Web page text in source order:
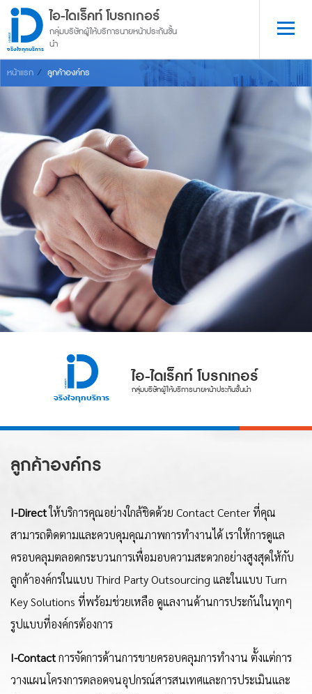
จริงใจทุกบริการ
ไอ-ไดเร็คท์ โบรกเกอร์
กลุ่มบริษัทผู้ให้บริการนายหน้าประกันชั้น
นำ
หน้าแรก ลูกค้าองค์กร
จริงใจทุกบริการ
ไอ-ไดเร็คท์ โบรกเกอร์
กลุ่มบริษัทผู้ให้บริการนายหน้าประกันชั้นนำ
ลูกค้าองค์กร
I-Directให้บริการคุณอย่างใกล้ชิดด้วย Contact Center ที่คุณ
สามารถติดตามและควบคุมคุณภาพการทำงานได้ เราให้การดูแล
ครอบคลุมตลอดกระบวนการเพื่อมอบความสะดวกอย่างสูงสุดให้กับ
ลูกค้าองค์กรในแบบ Third Party Outsourcing และในแบบ Turn
Key Solutions ที่พร้อมช่วยเหลือ ดูแลงานด้านการประกันในทุกๆ
รูปแบบที่องค์กรต้องการ
I-Contactการจัดการด้านการขายครอบคลุมการทำงาน ตั้งแต่การ
วางแผนโครงการตลอดจนอุปกรณ์สารสนเทศและการประเมินและ